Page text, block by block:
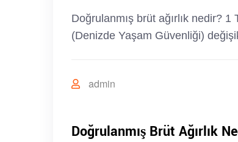
Doğrulanmış brüt ağırlık nedir?
(Denizde Yaşam Güvenliği)
admin
Doğrulanmış Brüt Ağırlık